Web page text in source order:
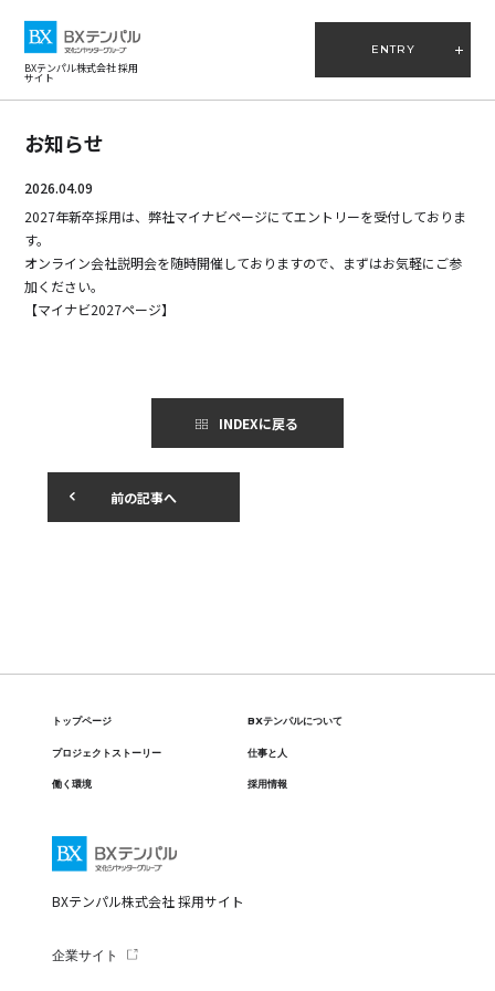
BXテンパル株式会社 採用
サイト
ENTRY
お知らせ
2026.04.09
2027年新卒採用は、弊社マイナビページにてエントリーを受付しておりま
す。
オンライン会社説明会を随時開催しておりますので、まずはお気軽にご参
加ください。
【マイナビ2027ページ】
INDEXに戻る
前の記事へ
トップページ BXテンパルについて
プロジェクトストーリー 仕事と人
働く環境 採用情報
BXテンパル株式会社 採用サイト
企業サイト